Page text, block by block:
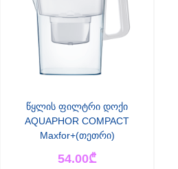
წყლის ფილტრი დოქი
AQUAPHOR COMPACT
Maxfor+(თეთრი)
54.00₾